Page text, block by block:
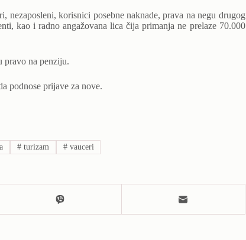
nezaposleni, korisnici posebne naknade, prava na negu drugog
kao i radno angažovana lica čija primanja ne prelaze 70.000
pravo na penziju.
podnose prijave za nove.
#turizam #vauceri